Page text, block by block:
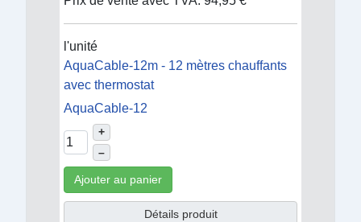
l'unité
AquaCable-12m - 12 mètres chauffants
avec thermostat
AquaCable-12
+
–
Ajouter au panier
Détails produit